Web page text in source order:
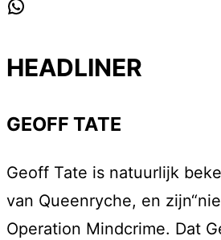
HEADLINER
GEOFF TATE
Geoff Tate is natuurlijk
van Queenryche, en
Operation Mindcrime. Dat